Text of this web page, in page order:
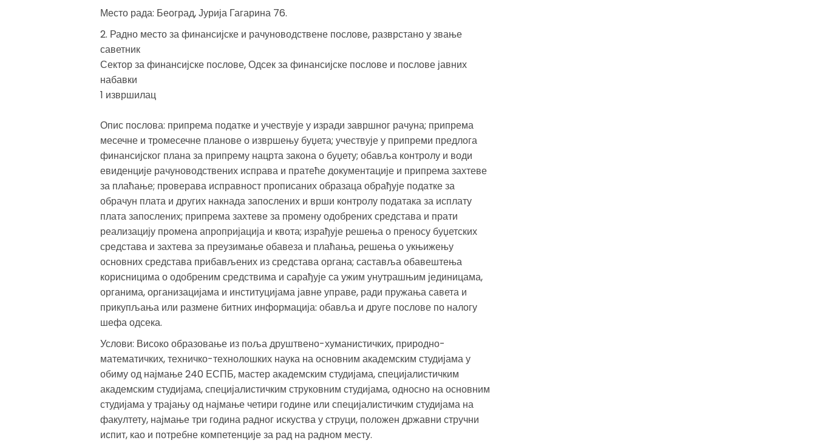
Место рада: Београд, Јурија Гагарина 76.
2. Радно место за финансијске и рачуноводствене послове, разврстано у звање
саветник
Сектор за финансијске послове, Одсек за финансијске послове и послове јавних
набавки
1 извршилац
Опис послова: припрема податке и учествује у изради завршног рачуна; припрема
месечне и тромесечне планове о извршењу буџета; учествује у припреми предлога
финансијског плана за припрему нацрта закона о буџету; обавља контролу и води
евиденције рачуноводствених исправа и пратеће документације и припрема захтеве
за плаћање; проверава исправност прописаних образаца обрађује податке за
обрачун плата и других накнада запослених и врши контролу података за исплату
плата запослених; припрема захтеве за промену одобрених средстава и прати
реализацију промена апропријација и квота; израђује решења о преносу буџетских
средстава и захтева за преузимање обавеза и плаћања, решења о укњижењу
основних средстава прибављених из средстава органа; саставља обавештења
корисницима о одобреним средствима и сарађује са ужим унутрашњим јединицама,
органима, организацијама и институцијама јавне управе, ради пружања савета и
прикупљања или размене битних информација: обавља и друге послове по налогу
шефа одсека.
Услови: Високо образовање из поља друштвено-хуманистичких, природно-
математичких, техничко-технолошких наука на основним академским студијама у
обиму од најмање 240 ЕСПБ, мастер академским студијама, специјалистичким
академским студијама, специјалистичким струковним студијама, односно на основним
студијама у трајању од најмање четири године или специјалистичким студијама на
факултету, најмање три година радног искуства у струци, положен државни стручни
испит, као и потребне компетенције за рад на радном месту.